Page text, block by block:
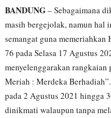
BANDUNG– Sebagaimana
masih bergejolak, namun hal
semangat guna
76 pada Selasa 17 Agustus
menyelenggarakan
Meriah : Merdeka
pada 2 Agustus 2021 hingga
dinikmati walaupun tanpa